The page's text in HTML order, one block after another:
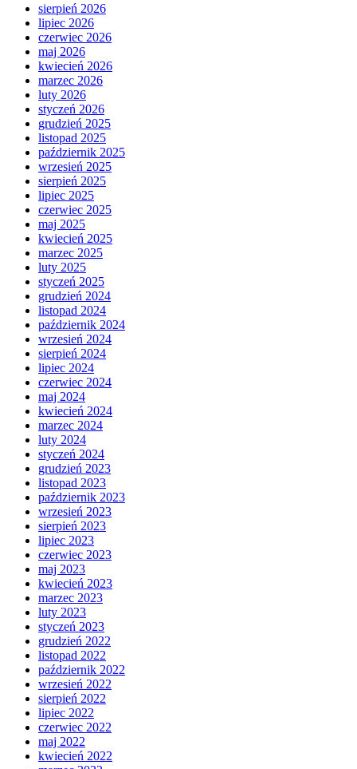
sierpień 2026
lipiec 2026
czerwiec 2026
maj 2026
kwiecień 2026
marzec 2026
luty 2026
styczeń 2026
grudzień 2025
listopad 2025
październik 2025
wrzesień 2025
sierpień 2025
lipiec 2025
czerwiec 2025
maj 2025
kwiecień 2025
marzec 2025
luty 2025
styczeń 2025
grudzień 2024
listopad 2024
październik 2024
wrzesień 2024
sierpień 2024
lipiec 2024
czerwiec 2024
maj 2024
kwiecień 2024
marzec 2024
luty 2024
styczeń 2024
grudzień 2023
listopad 2023
październik 2023
wrzesień 2023
sierpień 2023
lipiec 2023
czerwiec 2023
maj 2023
kwiecień 2023
marzec 2023
luty 2023
styczeń 2023
grudzień 2022
listopad 2022
październik 2022
wrzesień 2022
sierpień 2022
lipiec 2022
czerwiec 2022
maj 2022
kwiecień 2022